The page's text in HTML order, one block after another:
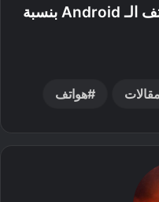
الحلول ستنجح في جميع هواتف الـ Android بنسبة
مقالات هواتف